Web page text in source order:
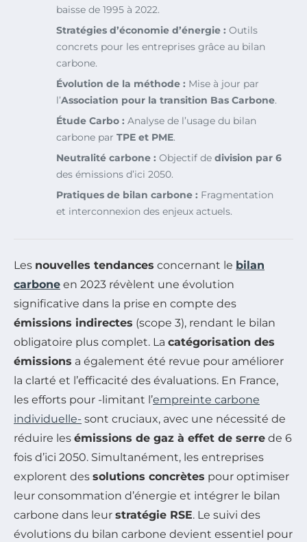
baisse de 1995 à 2022.
Stratégies d’économie d’énergie : Outils
concrets pour les entreprises grâce au bilan
carbone.
Évolution de la méthode : Mise à jour par
l’Association pour la transition Bas Carbone.
Étude Carbo : Analyse de l’usage du bilan
carbone par TPE et PME.
Neutralité carbone : Objectif de division par 6
des émissions d’ici 2050.
Pratiques de bilan carbone : Fragmentation
et interconnexion des enjeux actuels.
Les nouvelles tendances concernant le bilan
carbone en 2023 révèlent une évolution
significative dans la prise en compte des
émissions indirectes (scope 3), rendant le bilan
obligatoire plus complet. La catégorisation des
émissions a également été revue pour améliorer
la clarté et l’efficacité des évaluations. En France,
les efforts pour -limitant l’empreinte carbone
individuelle- sont cruciaux, avec une nécessité de
réduire les émissions de gaz à effet de serre de 6
fois d’ici 2050. Simultanément, les entreprises
explorent des solutions concrètes pour optimiser
leur consommation d’énergie et intégrer le bilan
carbone dans leur stratégie RSE. Le suivi des
évolutions du bilan carbone devient essentiel pour